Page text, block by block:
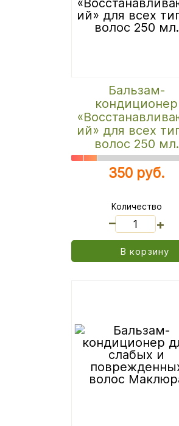
Бальзам-
кондиционер
ий» для всех
волос 250 мл.
350 руб.
Количество
+
В корзину